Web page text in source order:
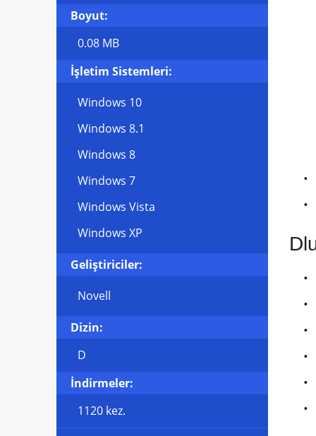
Boyut:
0.08 MB
İşletim Sistemleri:
Windows 10
Windows 8.1
Windows 8
Windows 7
Windows Vista
Windows XP
Geliştiriciler:
Novell
Dizin:
D
İndirmeler:
1120 kez.